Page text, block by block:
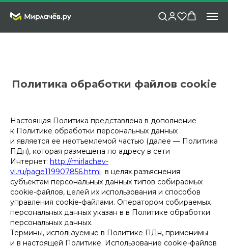
Политика обработки файлов cookie
Настоящая Политика представлена в дополнение
к Политике обработки персональных данных
и является ее неотъемлемой частью (далее — Политика
ПДн), которая размещена по адресу в сети
Интернет: http://mirlachev-
vl.ru/page119907856.html в целях разъяснения
субъектам персональных данных типов собираемых
cookie-файлов, целей их использования и способов
управления cookie-файлами. Оператором собираемых
персональных данных указан в в Политике обработки
персональных данных.
Термины, используемые в Политике ПДн, применимы
и в настоящей Политике. Использование сookie-файлов